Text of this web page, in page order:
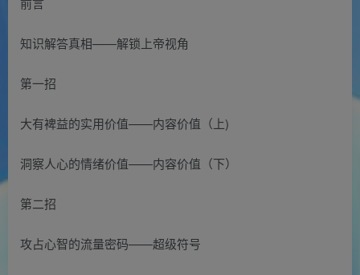
知识解答真相——解锁上帝视角
第一招
大有裨益的实用价值——内容价值（上)
洞察人心的情绪价值——内容价值（下）
第二招
攻占心智的流量密码——超级符号